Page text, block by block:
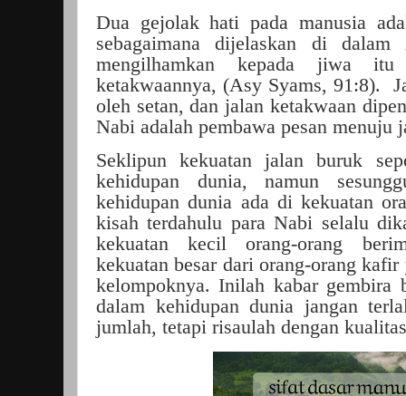
Dua gejolak hati pada manusia
sebagaimana dijelaskan di
mengilhamkan kepada jiwa
ketakwaannya, (Asy Syams, 91:8).
oleh setan, dan jalan ketakwaan
Nabi adalah pembawa pesan menuju
Seklipun kekuatan jalan buruk
kehidupan dunia, namun
kehidupan dunia ada di kekuatan
kisah terdahulu para Nabi selalu
kekuatan kecil orang-orang
kekuatan besar dari orang-orang
kelompoknya. Inilah kabar gembira
dalam kehidupan dunia jangan
jumlah, tetapi risaulah dengan